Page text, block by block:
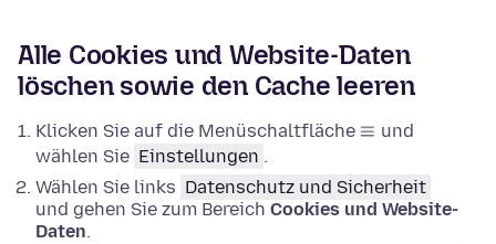
Alle Cookies und Website-Daten
löschen sowie den Cache leeren
Klicken Sie auf die Menüschaltfläche
und
wählen Sie Einstellungen .
Wählen Sie links Datenschutz und Sicherheit
und gehen Sie zum Bereich Cookies und Website-
Daten.